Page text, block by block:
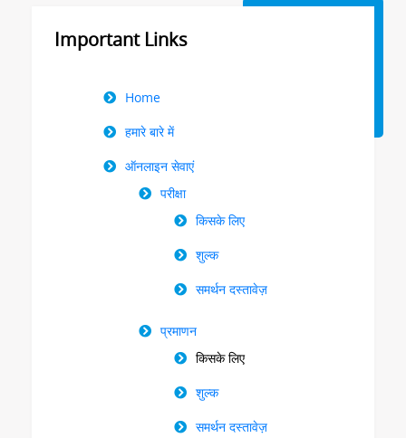
Important Links
Right
Menu
Home
हमारे बारे में
ऑनलाइन सेवाएं
परीक्षा
किसके लिए
शुल्क
समर्थन दस्तावेज़
प्रमाणन
किसके लिए
शुल्क
समर्थन दस्तावेज़